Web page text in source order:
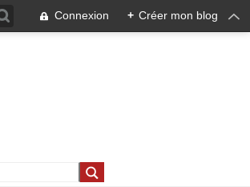
Connexion + Créer mon blog